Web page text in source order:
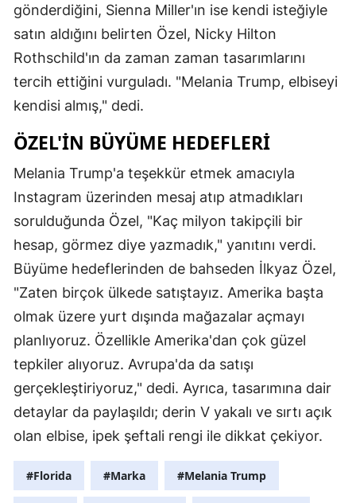
gönderdiğini, Sienna Miller'ın ise kendi isteğiyle
satın aldığını belirten Özel, Nicky Hilton
Rothschild'ın da zaman zaman tasarımlarını
tercih ettiğini vurguladı. "Melania Trump, elbiseyi
kendisi almış," dedi.
ÖZEL'IN BÜYÜME HEDEFLERI
Melania Trump'a teşekkür etmek amacıyla
Instagram üzerinden mesaj atıp atmadıkları
sorulduğunda Özel, "Kaç milyon takipçili bir
hesap, görmez diye yazmadık," yanıtını verdi.
Büyüme hedeflerinden de bahseden İlkyaz Özel,
"Zaten birçok ülkede satıştayız. Amerika başta
olmak üzere yurt dışında mağazalar açmayı
planlıyoruz. Özellikle Amerika'dan çok güzel
tepkiler alıyoruz. Avrupa'da da satışı
gerçekleştiriyoruz," dedi. Ayrıca, tasarımına dair
detaylar da paylaşıldı; derin V yakalı ve sırtı açık
olan elbise, ipek şeftali rengi ile dikkat çekiyor.
#Florida #Marka #Melania Trump